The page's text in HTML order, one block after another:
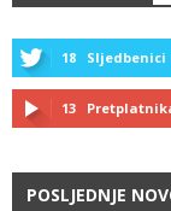
18 Sljedbenici
13
POSLJEDNJE